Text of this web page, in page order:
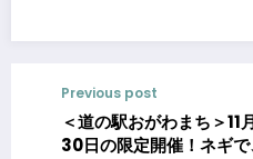
Previous post
＜道の駅おがわまち＞
30日の限定開催！ネギ